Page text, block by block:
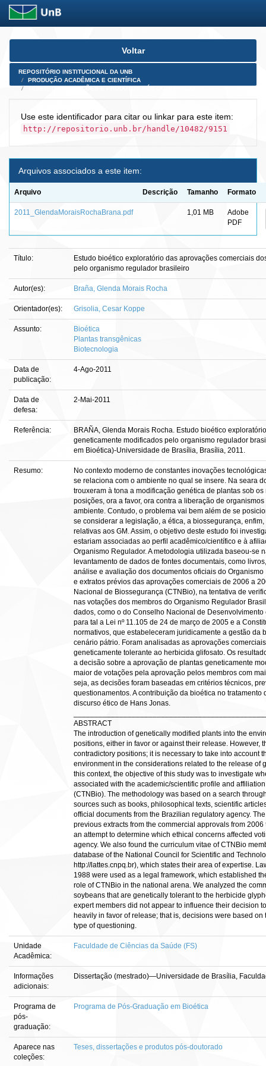
Skip
Voltar
REPOSITÓRIO INSTITUCIONAL DA UNB
PRODUÇÃO ACADÊMICA E CIENTÍFICA
Use este identificador para citar ou linkar para este item:
http://repositorio.unb.br/handle/10482/9151
Arquivos associados a este item:
Arquivo Descrição Tamanho Formato
2011_GlendaMoraisRochaBrana.pdf 1,01 MB
Adobe
PDF
Título:
Estudo bioético exploratório das aprovações comerciais
pelo organismo regulador brasileiro
Autor(es): Braña, Glenda Morais Rocha
Orientador(es): Grisolia, Cesar Koppe
Assunto:
Bioética
Plantas transgênicas
Biotecnologia
Data de
publicação:
4-Ago-2011
Data de
defesa:
2-Mai-2011
Referência:
BRAÑA, Glenda Morais Rocha. Estudo bioético
geneticamente modificados pelo organismo regulador
em Bioética)-Universidade de Brasília, Brasília, 2011.
Resumo:
No contexto moderno de constantes inovações
se relaciona com o ambiente no qual se insere. Na seara
trouxeram à tona a modificação genética de plantas sob
posições, ora a favor, ora contra a liberação de
ambiente. Contudo, o problema vai bem além de se
se considerar a legislação, a ética, a biossegurança,
relativas aos GM. Assim, o objetivo deste estudo foi
estariam associadas ao perfil acadêmico/científico e à
Organismo Regulador. A metodologia utilizada baseou-se
levantamento de dados de fontes documentais, como
análise e avaliação dos documentos oficiais do
e extratos prévios das aprovações comerciais de 2006 a
Nacional de Biossegurança (CTNBio), na tentativa de
nas votações dos membros do Organismo Regulador
dados, como o do Conselho Nacional de
para tal a Lei nº 11.105 de 24 de março de 2005 e a
normativos, que estabeleceram juridicamente a gestão da
cenário pátrio. Foram analisadas as aprovações
geneticamente tolerante ao herbicida glifosato. Os
a decisão sobre a aprovação de plantas geneticamente
maior de votações pela aprovação pelos membros com
seja, as decisões foram baseadas em critérios técnicos,
questionamentos. A contribuição da bioética no
discurso ético de Hans Jonas.
ABSTRACT
The introduction of genetically modified plants into the
positions, either in favor or against their release. However,
contradictory positions; it is necessary to take into account
environment in the considerations related to the release of
this context, the objective of this study was to investigate
associated with the academic/scientific profile and
(CTNBio). The methodology was based on a search
sources such as books, philosophical texts, scientific
official documents from the Brazilian regulatory agency.
previous extracts from the commercial approvals from
an attempt to determine which ethical concerns affected
agency. We also found the curriculum vitae of CTNBio
database of the National Council for Scientific and
http://lattes.cnpq.br), which states their area of expertise.
1988 were used as a legal framework, which established
role of CTNBio in the national arena. We analyzed the
soybeans that are genetically tolerant to the herbicide
expert members did not appear to influence their decision
heavily in favor of release; that is, decisions were based
type of questioning.
Unidade
Acadêmica:
Faculdade de Ciências da Saúde (FS)
Informações
adicionais:
Dissertação (mestrado)—Universidade de Brasília,
Programa de
pós-
graduação:
Programa de Pós-Graduação em Bioética
Aparece nas
coleções:
Teses, dissertações e produtos pós-doutorado